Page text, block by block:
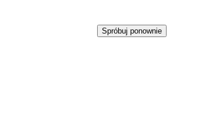
Spróbuj ponownie